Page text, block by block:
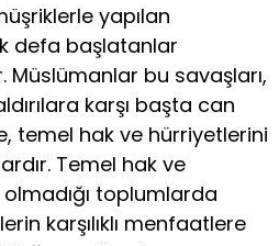
yapılan
defa başlatanlar
bu savaşları,
karşı başta can
temel hak ve hürriyetlerini
Temel hak ve
olmadığı toplumlarda
karşılıklı menfaatlere